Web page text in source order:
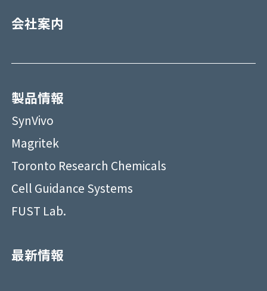
会社案内
製品情報
SynVivo
Magritek
Toronto Research Chemicals
Cell Guidance Systems
FUST Lab.
最新情報